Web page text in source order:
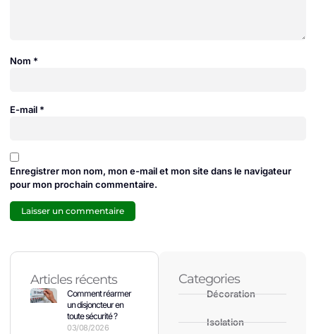
Nom *
E-mail *
Enregistrer mon nom, mon e-mail et mon site dans le navigateur
pour mon prochain commentaire.
Articles récents
Comment réarmer
un disjoncteur en
toute sécurité ?
03/08/2026
Categories
Décoration
Isolation